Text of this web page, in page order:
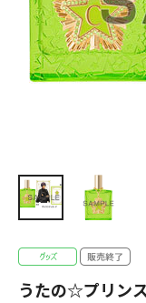
うたの☆プリン